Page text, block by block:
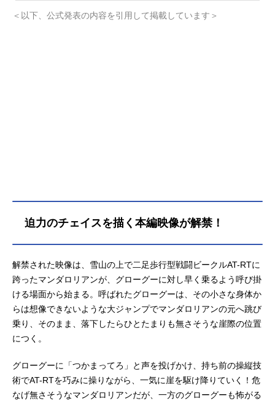
に届けるというものだった。多額の
日（金）キャストマンダロリアン／
ーニー・ウィーバー（駒塚由衣）ゼ
ブ：稲葉実ロッタ・ザ・ハット：内
田雄馬ヒューゴー：山寺宏一ゼブ：
稲葉実ハット・シスター：上...
吹き替え声優、スタッフ、オススメ
＜以下、公式発表の内容を引用して掲載しています＞
迫力のチェイスを描く本編映像が解禁！
解禁された映像は、雪山の上で二足歩行型戦闘ビークルAT-RTに
跨ったマンダロリアンが、グローグーに対し早く乗るよう呼び掛
ける場面から始まる。呼ばれたグローグーは、その小さな身体か
らは想像できないような大ジャンプでマンダロリアンの元へ跳び
乗り、そのまま、落下したらひとたまりも無さそうな崖際の位置
につく。
グローグーに「つかまってろ」と声を投げかけ、持ち前の操縦技
術でAT-RTを巧みに操りながら、一気に崖を駆け降りていく！危
なげ無さそうなマンダロリアンだが、一方のグローグーも怖がる